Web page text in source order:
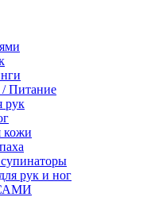
Питание
рук
кожи
рук и ног